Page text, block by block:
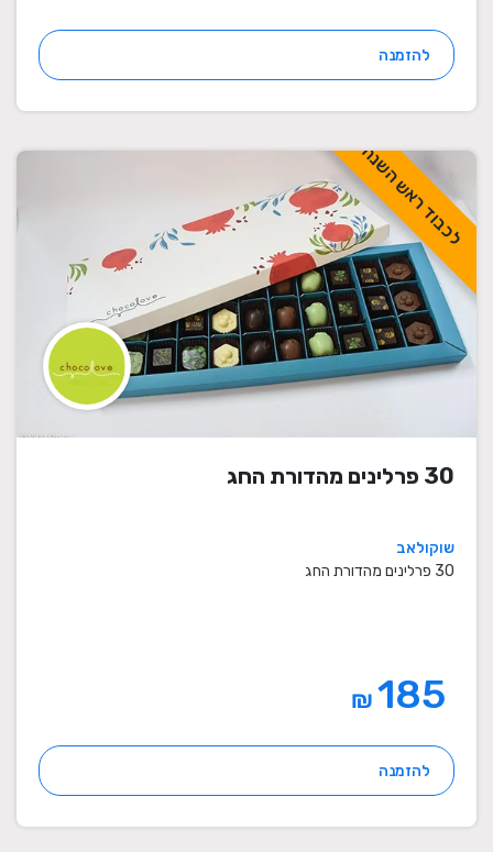
להזמנה
לכבוד ראש השנה
30 פרלינים מהדורת החג
שוקולאב
30 פרלינים מהדורת החג
₪
להזמנה